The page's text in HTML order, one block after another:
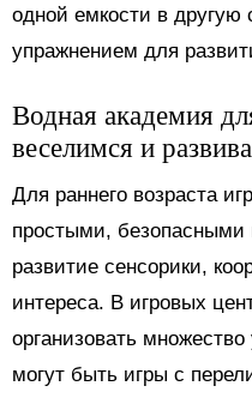
одной емкости в другую
упражнением для
Водная академия
веселимся и
Для раннего возраста
простыми,
развитие сенсорики,
интереса. В игровых
организовать
могут быть игры с